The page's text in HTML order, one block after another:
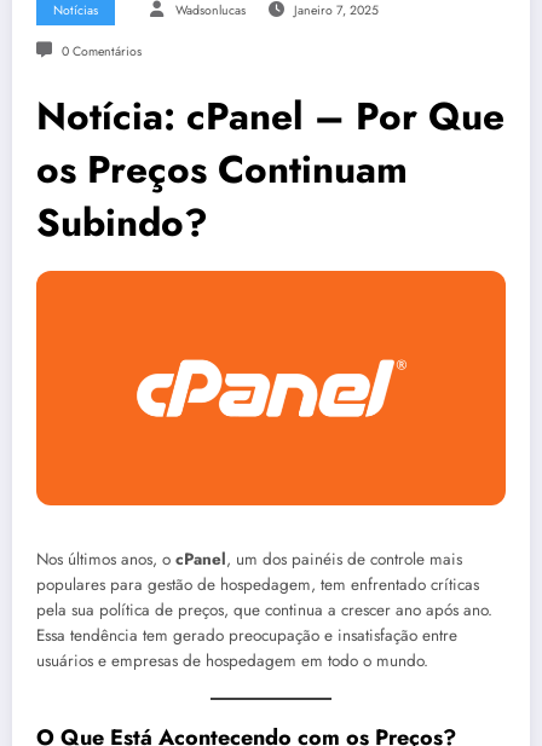
Notícias Wadsonlucas Janeiro 7, 2025
0 Comentários
Notícia: cPanel – Por Que
os Preços Continuam
Subindo?
Nos últimos anos, o cPanel, um dos painéis de controle mais
populares para gestão de hospedagem, tem enfrentado críticas
pela sua política de preços, que continua a crescer ano após ano.
Essa tendência tem gerado preocupação e insatisfação entre
usuários e empresas de hospedagem em todo o mundo.
O Que Está Acontecendo com os Preços?